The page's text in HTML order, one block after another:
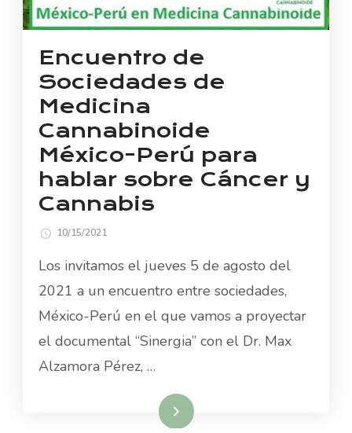
Encuentro de
Sociedades de
Medicina
Cannabinoide
México-Perú para
hablar sobre Cáncer y
Cannabis
10/15/2021
Los invitamos el jueves 5 de agosto del
2021 a un encuentro entre sociedades,
México-Perú en el que vamos a proyectar
el documental “Sinergia” con el Dr. Max
Alzamora Pérez, …
Read More